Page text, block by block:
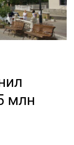
млн